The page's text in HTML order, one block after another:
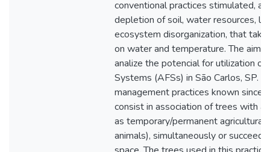
conventional practices stimulated,
depletion of soil, water resources,
ecosystem disorganization, that
on water and temperature. The aim
analize the potencial for utilization
Systems (AFSs) in São Carlos, SP.
management practices known since
consist in association of trees with
as temporary/permanent agricultural
animals), simultaneously or